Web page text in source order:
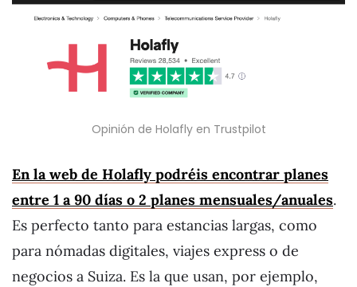
Opinión de Holafly en Trustpilot
En la web de Holafly podréis encontrar planes
entre 1 a 90 días o 2 planes mensuales/anuales.
Es perfecto tanto para estancias largas, como
para nómadas digitales, viajes express o de
negocios a Suiza. Es la que usan, por ejemplo,